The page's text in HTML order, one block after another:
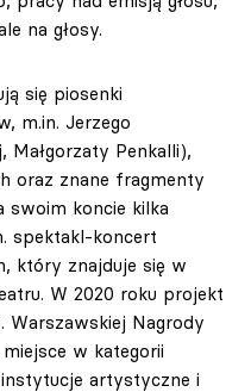
na głosy.
się piosenki
m.in. Jerzego
Małgorzaty Penkalli),
oraz znane fragmenty
swoim koncie kilka
spektakl-koncert
który znajduje się w
W 2020 roku projekt
Warszawskiej Nagrody
w kategorii
artystyczne i